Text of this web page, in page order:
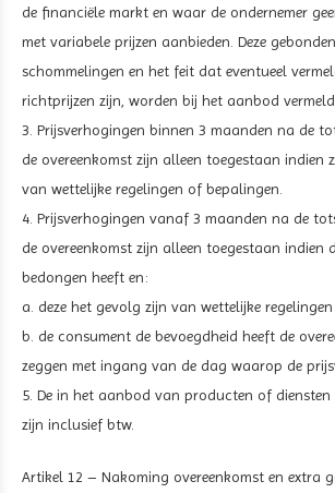
de financiële markt en waar de ondernemer
met variabele prijzen aanbieden. Deze
schommelingen en het feit dat eventueel
richtprijzen zijn, worden bij het aanbod vermeld.
3. Prijsverhogingen binnen 3 maanden na de
de overeenkomst zijn alleen toegestaan indien
van wettelijke regelingen of bepalingen.
4. Prijsverhogingen vanaf 3 maanden na de
de overeenkomst zijn alleen toegestaan indien
bedongen heeft en:
a. deze het gevolg zijn van wettelijke
b. de consument de bevoegdheid heeft de
zeggen met ingang van de dag waarop de
5. De in het aanbod van producten of diensten
zijn inclusief btw.
Artikel 12 – Nakoming overeenkomst en extra